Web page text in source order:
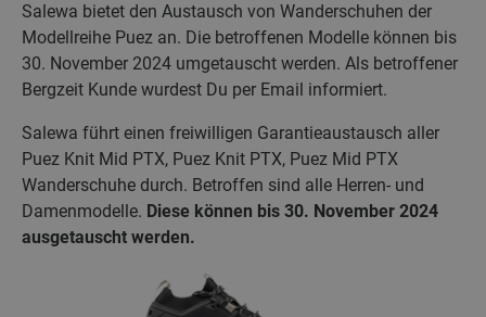
Salewa bietet den Austausch von Wanderschuhen der
Modellreihe Puez an. Die betroffenen Modelle können bis
30. November 2024 umgetauscht werden. Als betroffener
Bergzeit Kunde wurdest Du per Email informiert.
Salewa führt einen freiwilligen Garantieaustausch aller
Puez Knit Mid PTX, Puez Knit PTX, Puez Mid PTX
Wanderschuhe durch. Betroffen sind alle Herren- und
Damenmodelle. Diese können bis 30. November 2024
ausgetauscht werden.